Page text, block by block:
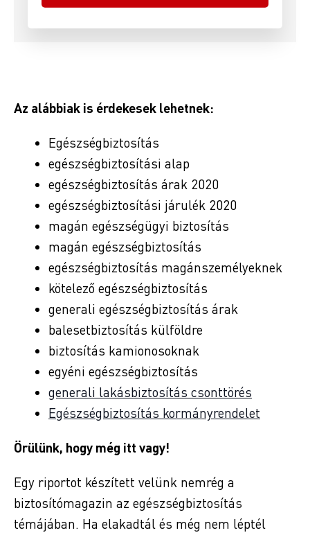
Az alábbiak is érdekesek lehetnek:
Egészségbiztosítás
egészségbiztosítási alap
egészségbiztosítás árak 2020
egészségbiztosítási járulék 2020
magán egészségügyi biztosítás
magán egészségbiztosítás
egészségbiztosítás magánszemélyeknek
kötelező egészségbiztosítás
generali egészségbiztosítás árak
balesetbiztosítás külföldre
biztosítás kamionosoknak
egyéni egészségbiztosítás
generali lakásbiztosítás csonttörés
Egészségbiztosítás kormányrendelet
Örülünk, hogy még itt vagy!
Egy riportot készített velünk nemrég a
biztosítómagazin az egészségbiztosítás
témájában. Ha elakadtál és még nem léptél